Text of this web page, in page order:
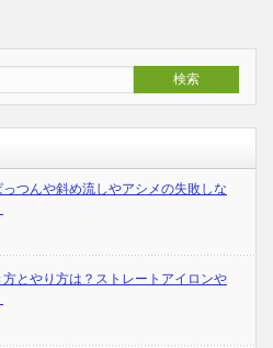
つんや斜め流しやアシメの失敗しな
とやり方は？ストレートアイロンや